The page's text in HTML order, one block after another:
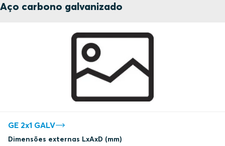
Aço carbono galvanizado
GE 2x1 GALV
Dimensões externas LxAxD (mm)